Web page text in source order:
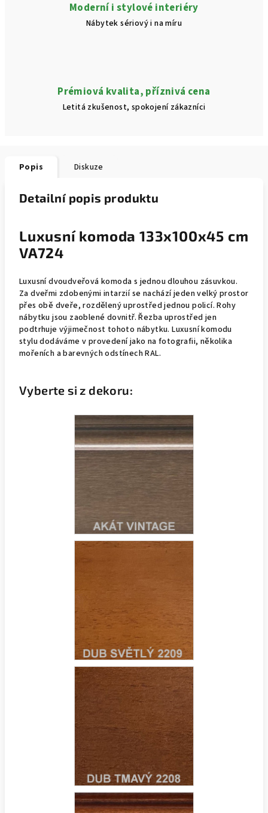
Moderní i stylové interiéry
Nábytek sériový i na míru
Prémiová kvalita, příznivá cena
Letitá zkušenost, spokojení zákazníci
Popis Diskuze
Detailní popis produktu
Luxusní komoda 133x100x45 cm
VA724
Luxusní dvoudveřová komoda s jednou dlouhou zásuvkou.
Za dveřmi zdobenými intarzií se nachází jeden velký prostor
přes obě dveře, rozdělený uprostřed jednou policí. Rohy
nábytku jsou zaoblené dovnitř. Řezba uprostřed jen
podtrhuje výjimečnost tohoto nábytku. Luxusní komodu
stylu dodáváme v provedení jako na fotografii, několika
mořeních a barevných odstínech RAL.
Vyberte si z dekoru: